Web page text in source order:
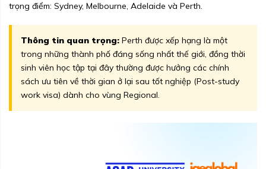
trọng điểm: Sydney, Melbourne, Adelaide và Perth.
Thông tin quan trọng: Perth được xếp hạng là một
trong những thành phố đáng sống nhất thế giới, đồng thời
sinh viên học tập tại đây thường được hưởng các chính
sách ưu tiên về thời gian ở lại sau tốt nghiệp (Post-study
work visa) dành cho vùng Regional.